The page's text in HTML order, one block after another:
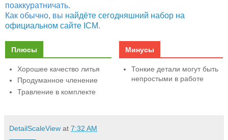
поаккуратничать.
Как обычно, вы найдёте сегодняшний набор на
официальном сайте ICM.
Плюсы
Хорошее качество литья
Продуманное членение
Травление в комплекте
Минусы
Тонкие детали могут быть
непростыми в работе
DetailScaleView at 7:32 AM